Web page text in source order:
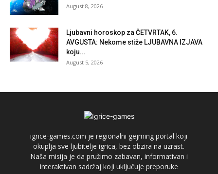
August 8, 2026
Ljubavni horoskop za ČETVRTAK, 6.
AVGUSTA: Nekome stiže LJUBAVNA IZJAVA
koju...
August 5, 2026
igrice-games.com je regionalni gejming portal koji
okuplja sve ljubitelje igrica, bez obzira na uzrast.
Naša misija je da pružimo zabavan, informativan i
interaktivan sadržaj koji uključuje preporuke